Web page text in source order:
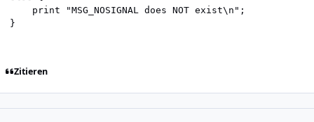
print "MSG_NOSIGNAL does NOT exist\n";
}
Zitieren